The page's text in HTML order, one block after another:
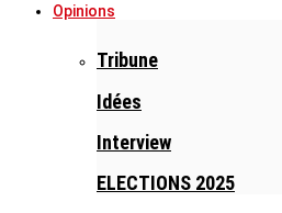
Opinions
Tribune
Idées
Interview
ELECTIONS 2025